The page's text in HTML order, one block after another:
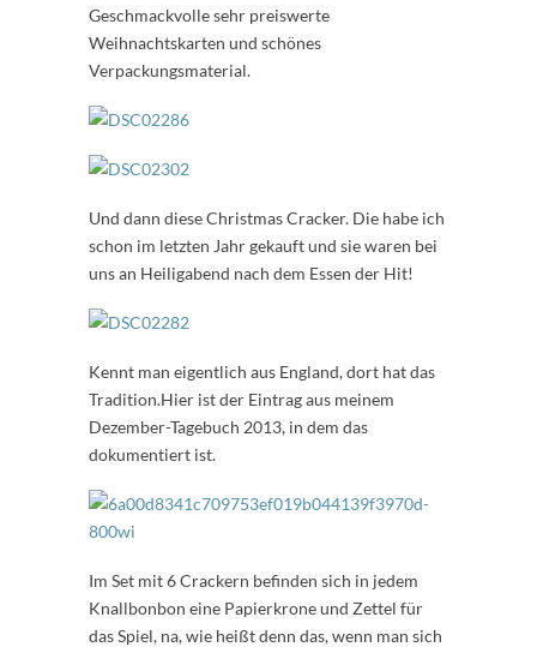
Geschmackvolle sehr preiswerte
Weihnachtskarten und schönes
Verpackungsmaterial.
Und dann diese Christmas Cracker. Die habe ich
schon im letzten Jahr gekauft und sie waren bei
uns an Heiligabend nach dem Essen der Hit!
Kennt man eigentlich aus England, dort hat das
Tradition.Hier ist der Eintrag aus meinem
Dezember-Tagebuch 2013, in dem das
dokumentiert ist.
Im Set mit 6 Crackern befinden sich in jedem
Knallbonbon eine Papierkrone und Zettel für
das Spiel, na, wie heißt denn das, wenn man sich